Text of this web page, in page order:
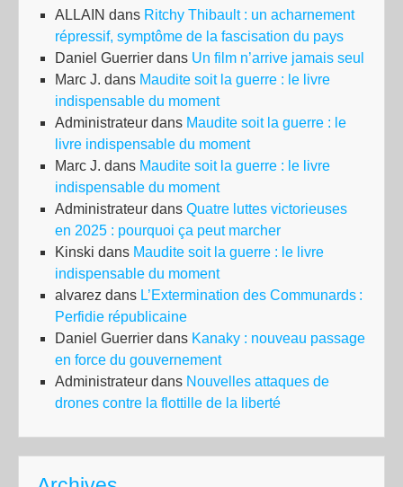
ALLAIN dans Ritchy Thibault : un acharnement
répressif, symptôme de la fascisation du pays
Daniel Guerrier dans Un film n’arrive jamais seul
Marc J. dans Maudite soit la guerre : le livre
indispensable du moment
Administrateur dans Maudite soit la guerre : le
livre indispensable du moment
Marc J. dans Maudite soit la guerre : le livre
indispensable du moment
Administrateur dans Quatre luttes victorieuses
en 2025 : pourquoi ça peut marcher
Kinski dans Maudite soit la guerre : le livre
indispensable du moment
alvarez dans L’Extermination des Communards :
Perfidie républicaine
Daniel Guerrier dans Kanaky : nouveau passage
en force du gouvernement
Administrateur dans Nouvelles attaques de
drones contre la flottille de la liberté